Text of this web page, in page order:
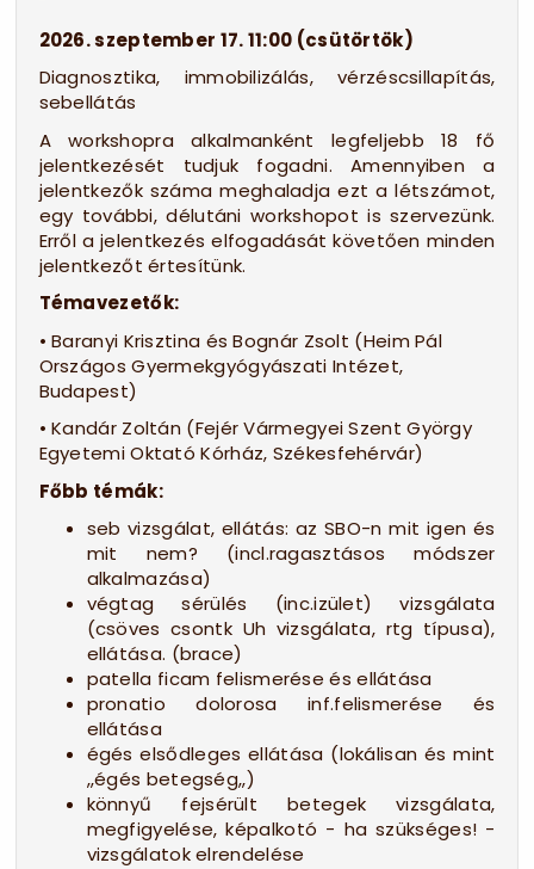
2026. szeptember 17. 11:00 (csütörtök)
Diagnosztika, immobilizálás, vérzéscsillapítás,
sebellátás
A workshopra alkalmanként legfeljebb 18 fő
jelentkezését tudjuk fogadni. Amennyiben a
jelentkezők száma meghaladja ezt a létszámot,
egy további, délutáni workshopot is szervezünk.
Erről a jelentkezés elfogadását követően minden
jelentkezőt értesítünk.
Témavezetők:
• Baranyi Krisztina és Bognár Zsolt (Heim Pál
Országos Gyermekgyógyászati Intézet,
Budapest)
• Kandár Zoltán (Fejér Vármegyei Szent György
Egyetemi Oktató Kórház, Székesfehérvár)
Főbb témák:
seb vizsgálat, ellátás: az SBO-n mit igen és
mit nem? (incl.ragasztásos módszer
alkalmazása)
végtag sérülés (inc.izület) vizsgálata
(csöves csontk Uh vizsgálata, rtg típusa),
ellátása. (brace)
patella ficam felismerése és ellátása
pronatio dolorosa inf.felismerése és
ellátása
égés elsődleges ellátása (lokálisan és mint
,,égés betegség,,)
könnyű fejsérült betegek vizsgálata,
megfigyelése, képalkotó - ha szükséges! -
vizsgálatok elrendelése